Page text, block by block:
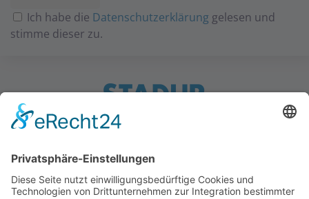
Ich habe die Datenschutzerklärung gelesen und
stimme dieser zu.
Kontakt Downloads StadurTV
AGB
Impressum
Datenschutz